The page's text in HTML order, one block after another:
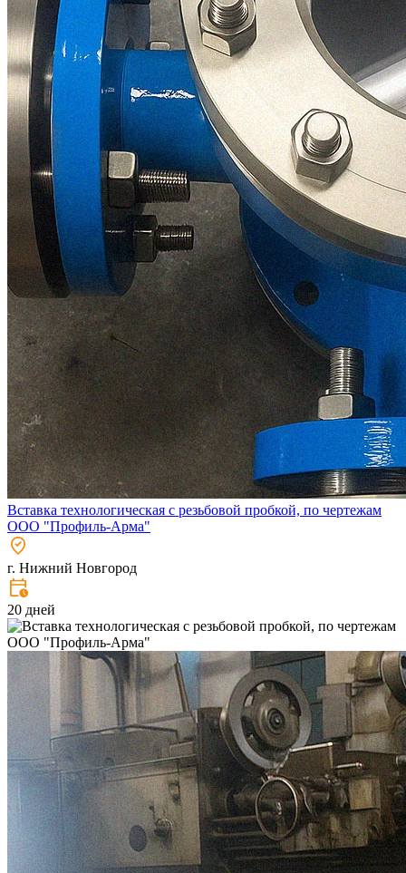
Вставка технологическая с резьбовой пробкой, по чертежам
ООО "Профиль-Арма"
г. Нижний Новгород
20 дней